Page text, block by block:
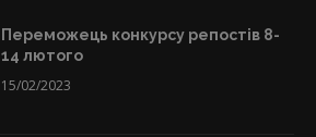
Переможець конкурсу репостів 8-
14 лютого
15/02/2023